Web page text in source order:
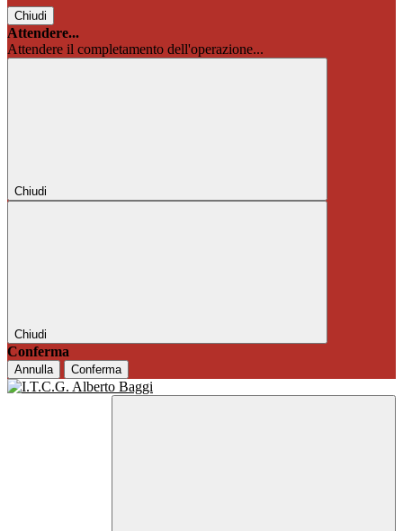
Chiudi
Attendere...
Attendere il completamento dell'operazione...
Chiudi
Chiudi
Conferma
Annulla Conferma